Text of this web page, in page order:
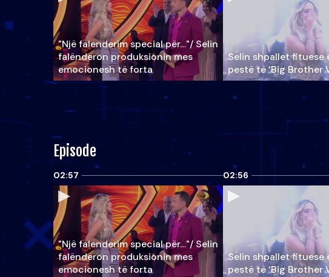
"Një falenderim special për…"/ Selin
falënderon produksionin mes
emocionesh të forta
Selin shpallet fituese
pestë të ‘Big Brother
Episode
02:57
"Një falenderim special për…"/ Selin
falënderon produksionin mes
emocionesh të forta
02:56
Selin shpallet fituese
pestë të ‘Big Brother